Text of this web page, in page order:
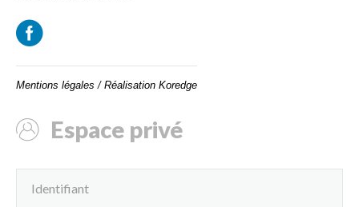
Mentions légales / Réalisation Koredge
Espace privé